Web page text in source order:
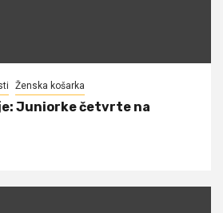
Ženska košarka
Juniorke četvrte na